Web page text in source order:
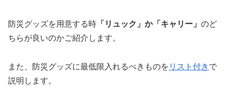
防災グッズを用意する時 「リュック」か「キャリー」 のど
ちらが良いのかご紹介します。
また、防災グッズに最低限入れるべきものを リスト付き で
説明します。